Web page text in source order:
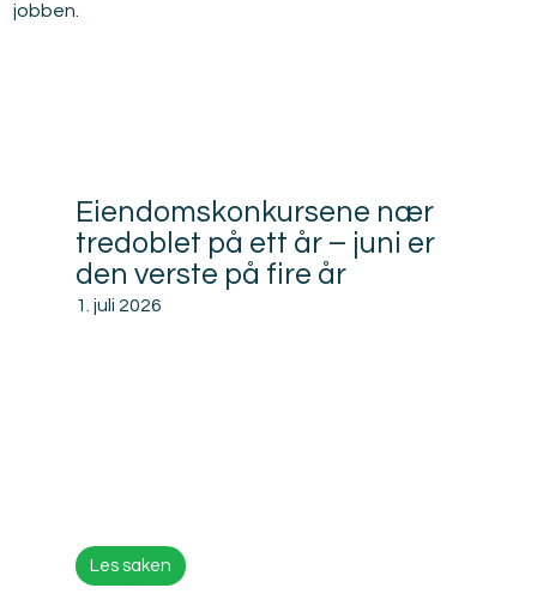
jobben.
Eiendomskonkursene nær
tredoblet på ett år – juni er
den verste på fire år
1. juli 2026
Les saken